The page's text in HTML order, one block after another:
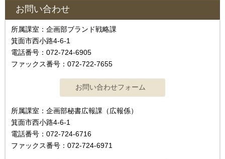
お問い合わせ
所属課室：企画部ブランド戦略課
箕面市西小路4-6-1
電話番号：072-724-6905
ファックス番号：072-722-7655
所属課室：企画部秘書広報課（広報係）
箕面市西小路4‐6‐1
電話番号：072-724-6716
ファックス番号：072-724-6971